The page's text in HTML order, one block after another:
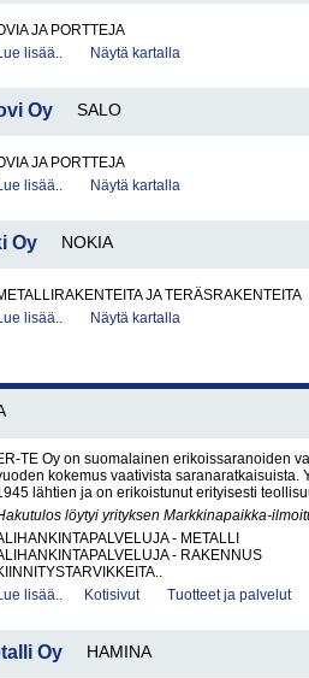
JA PORTTEJA
lisää..
Näytä kartalla
Oy SALO
JA PORTTEJA
lisää..
Näytä kartalla
Oy NOKIA
JA TERÄSRAKENTEITA
lisää..
Näytä kartalla
TE Oy on suomalainen erikoissaranoiden
kokemus vaativista saranaratkaisuista.
lähtien ja on erikoistunut erityisesti
löytyi yrityksen Markkinapaikka-
- METALLI
- RAKENNUS
lisää..
Kotisivut Tuotteet ja palvelut
Oy HAMINA